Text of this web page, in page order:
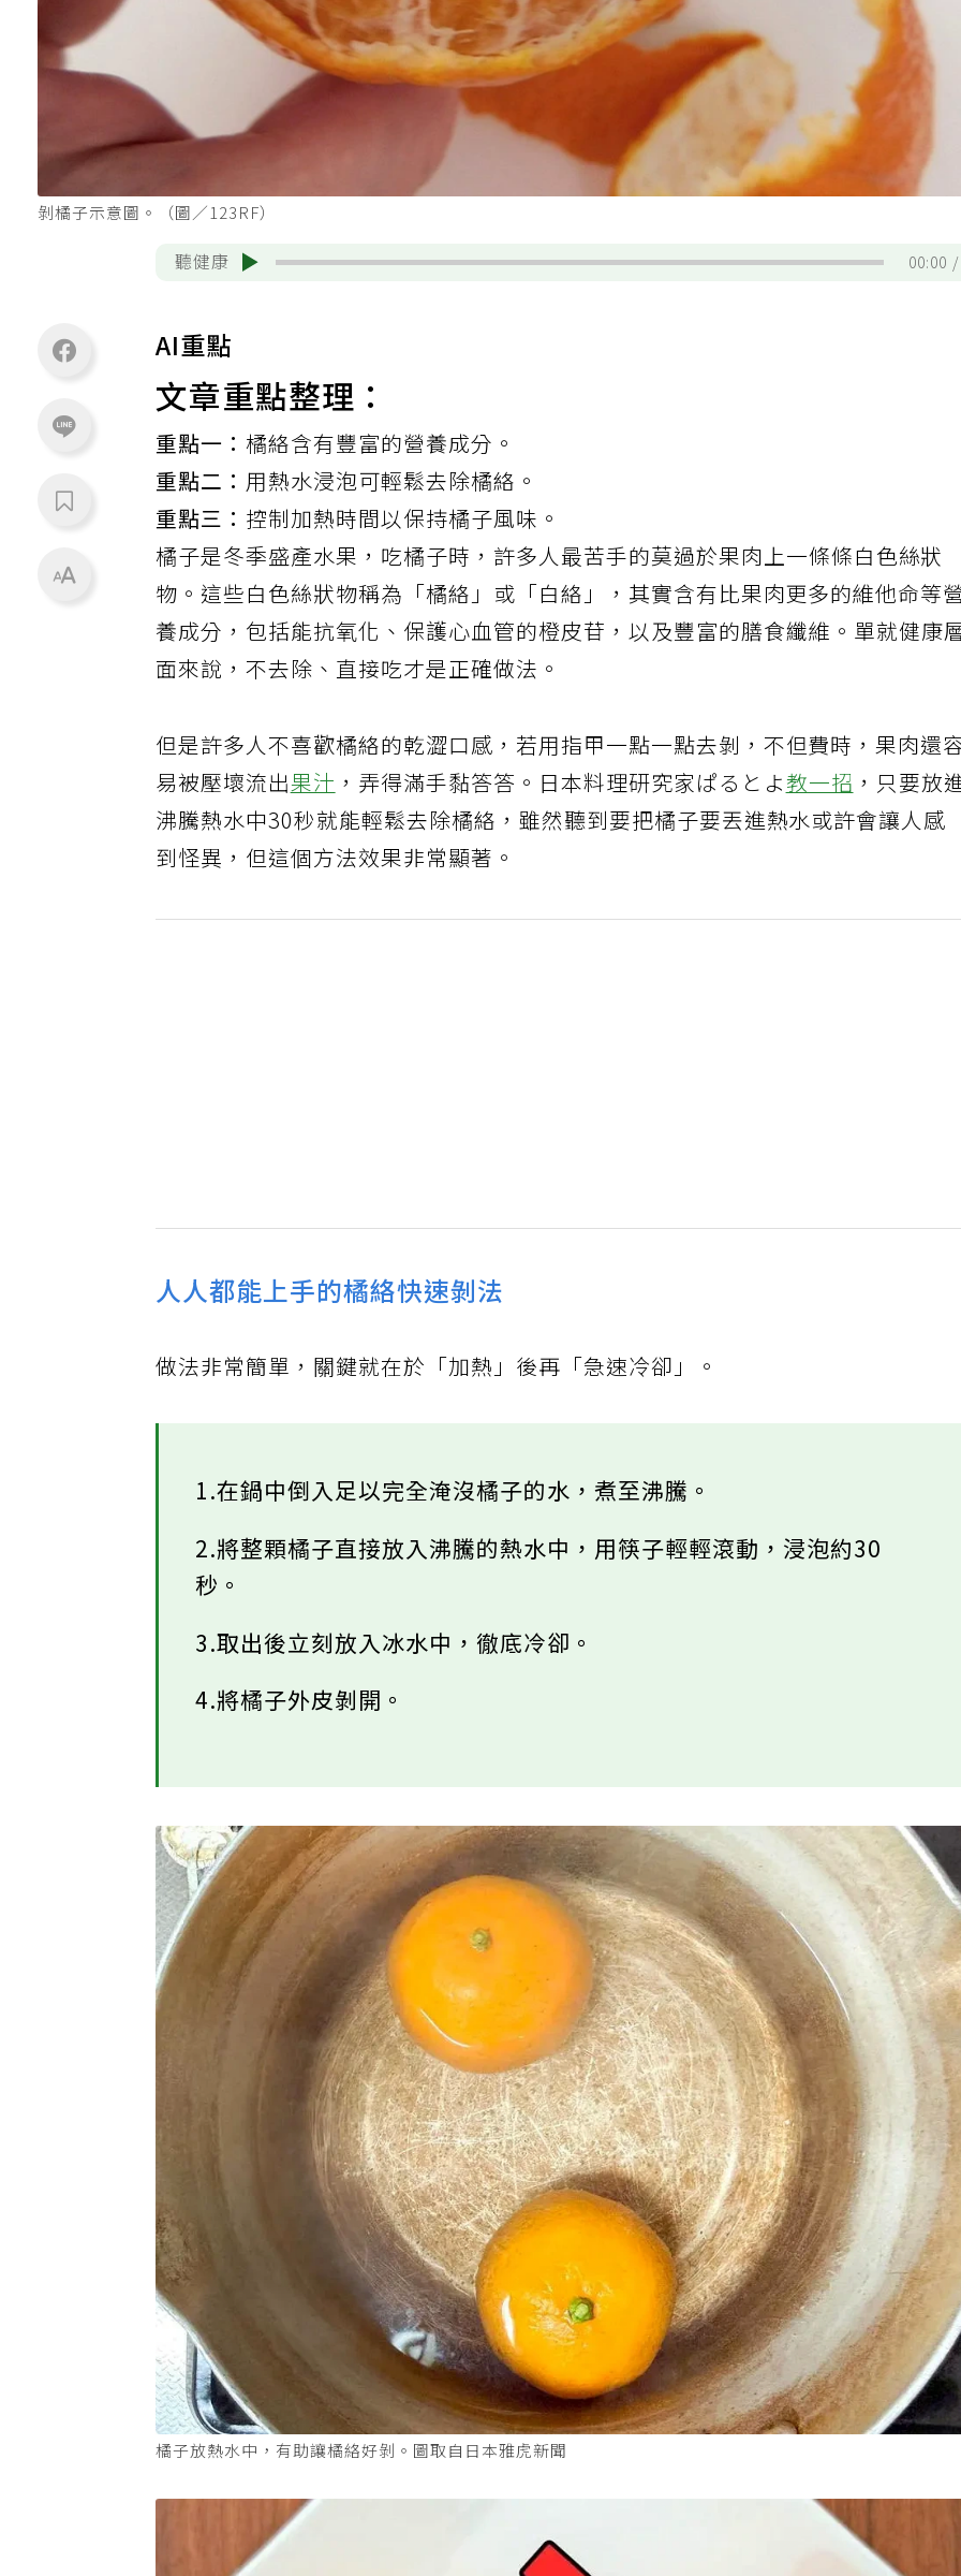
剝橘子示意圖。（圖／123RF）
聽健康 00:00
AI重點
文章重點整理：
重點一：橘絡含有豐富的營養成分。
重點二：用熱水浸泡可輕鬆去除橘絡。
重點三： 控制加熱時間以保持橘子風味。
橘子是冬季盛產水果 ，吃橘子時，許多人最苦手的莫過於果肉上一條條白色絲狀
物。這些白色絲狀物稱為「橘絡」或「白絡」，其實含有比果肉更多的維他命等
養成分，包括能抗氧化 、保護心血管的橙皮苷，以及豐富的膳食纖維。單就健康
面來說，不去除、直接吃才是正確做法。
但是許多人不喜歡橘絡的乾澀口感，若用指甲一點一點去剝，不但費時，果肉還
易被壓壞流出果汁 ，弄得滿手黏答答。日本料理研究家ぱるとよ教一招 ，只要放
沸騰熱水中30秒就能輕鬆去除橘絡，雖然聽到要把橘子要丟進熱水或許會讓人感
到怪異，但這個方法效果非常顯著。
人人都能上手的橘絡快速剝法
做法非常簡單，關鍵就在於「加熱」後再「急速冷卻」。
1.在鍋中倒入足以完全淹沒橘子的水，煮至沸騰。
2.將整顆橘子直接放入沸騰的熱水中，用筷子輕輕滾動，浸泡約30
秒。
3.取出後立刻放入冰水中，徹底冷卻。
4.將橘子外皮剝開。